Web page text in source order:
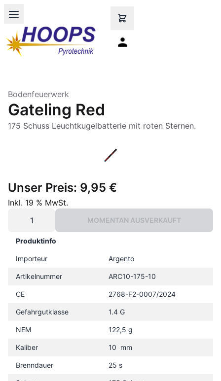
Open main menu
Bodenfeuerwerk
Gateling Red
175 Schuss Leuchtkugelbatterie mit roten Sternen.
Unser Preis: 9,95 €
Inkl. 19 % MwSt.
MOMENTAN AUSVERKAUFT
Produktinfo
Importeur Argento
Artikelnummer ARC10-175-10
CE 2768-F2-0007/2024
Gefahrgutklasse 1.4 G
NEM 122,5 g
Kaliber 10 mm
Brenndauer 25 s